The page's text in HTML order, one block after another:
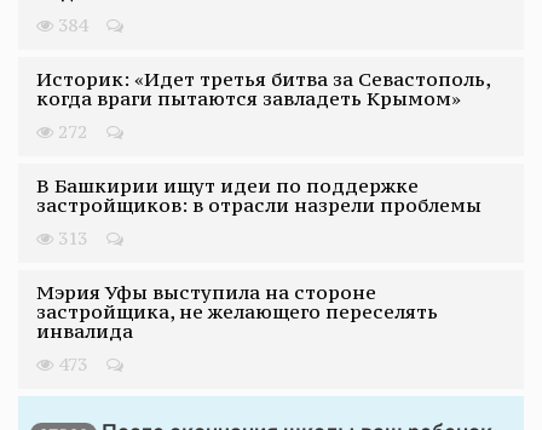
384
Историк: «Идет третья битва за Севастополь,
когда враги пытаются завладеть Крымом»
272
В Башкирии ищут идеи по поддержке
застройщиков: в отрасли назрели проблемы
313
Мэрия Уфы выступила на стороне
застройщика, не желающего переселять
инвалида
473